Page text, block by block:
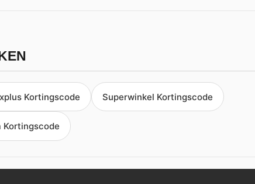
Kortingscode Superwinkel Kortingscode
Kortingscode